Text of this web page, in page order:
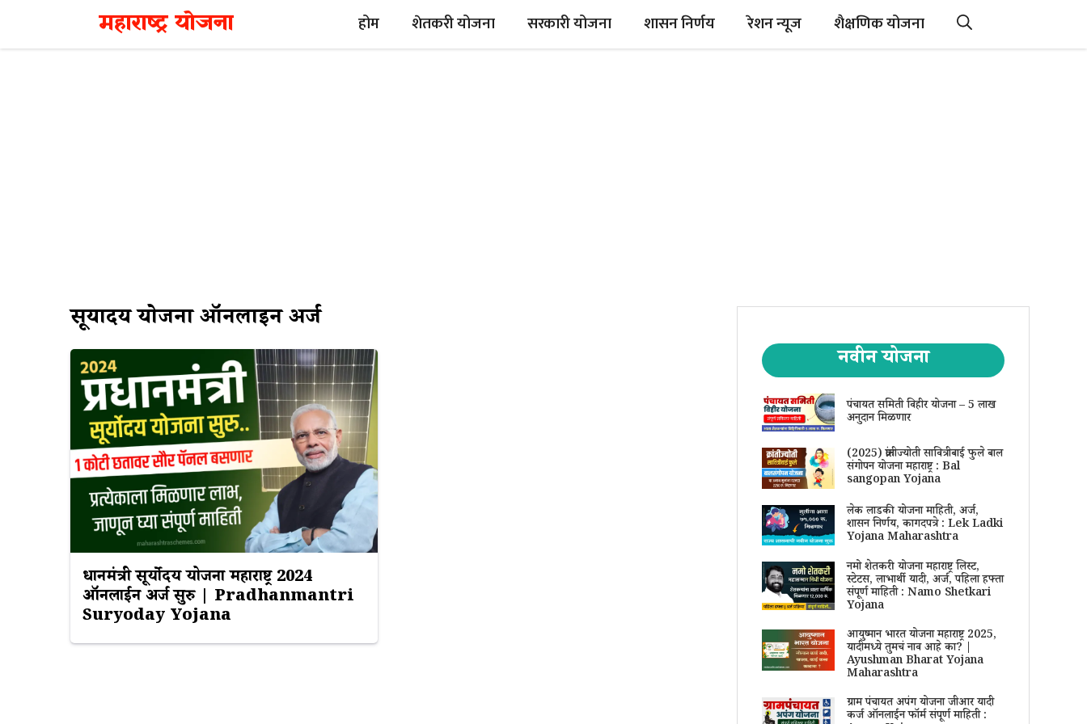
महाराष्ट्र योजना होम शेतकरी योजना सरकारी योजना शासन निर्णय रेशन न्यूज शैक्षणिक योजना
सूर्योदय योजना ऑनलाइन अर्ज
प्रधानमंत्री सूर्योदय योजना महाराष्ट्र 2024
ऑनलाईन अर्ज सुरु | Pradhanmantri
Suryoday Yojana
नवीन योजना
पंचायत समिती विहीर योजना – 5 लाख
अनुदान मिळणार
(2025) क्रांतीज्योती सावित्रीबाई फुले बाल
संगोपन योजना महाराष्ट्र : Bal
sangopan Yojana
लेक लाडकी योजना माहिती, अर्ज,
शासन निर्णय, कागदपत्रे : Lek Ladki
Yojana Maharashtra
नमो शेतकरी योजना महाराष्ट्र लिस्ट,
स्टेटस, लाभार्थी यादी, अर्ज, पहिला हफ्ता
संपूर्ण माहिती : Namo Shetkari
Yojana
आयुष्मान भारत योजना महाराष्ट्र 2025,
यादीमध्ये तुमचं नाव आहे का? |
Ayushman Bharat Yojana
Maharashtra
ग्राम पंचायत अपंग योजना जीआर यादी
कर्ज ऑनलाईन फॉर्म संपूर्ण माहिती :